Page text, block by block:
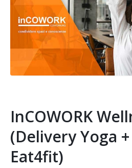
InCOWORK
(Delivery Yoga
Eat4fit)